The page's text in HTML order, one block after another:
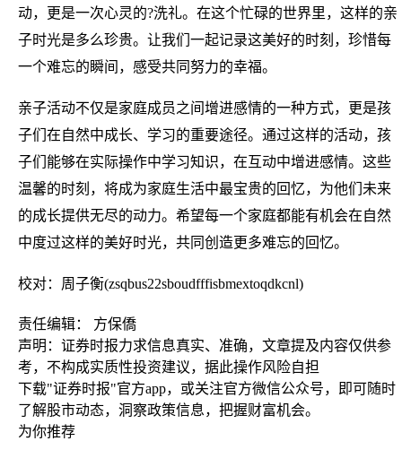
动，更是一次心灵的?洗礼。在这个忙碌的世界里，这样的亲
子时光是多么珍贵。让我们一起记录这美好的时刻，珍惜每
一个难忘的瞬间，感受共同努力的幸福。
亲子活动不仅是家庭成员之间增进感情的一种方式，更是孩
子们在自然中成长、学习的重要途径。通过这样的活动，孩
子们能够在实际操作中学习知识，在互动中增进感情。这些
温馨的时刻，将成为家庭生活中最宝贵的回忆，为他们未来
的成长提供无尽的动力。希望每一个家庭都能有机会在自然
中度过这样的美好时光，共同创造更多难忘的回忆。
校对：周子衡(zsqbus22sboudfffisbmextoqdkcnl)
责任编辑： 方保僑
声明：证券时报力求信息真实、准确，文章提及内容仅供参
考，不构成实质性投资建议，据此操作风险自担
下载"证券时报"官方app，或关注官方微信公众号，即可随时
了解股市动态，洞察政策信息，把握财富机会。
为你推荐